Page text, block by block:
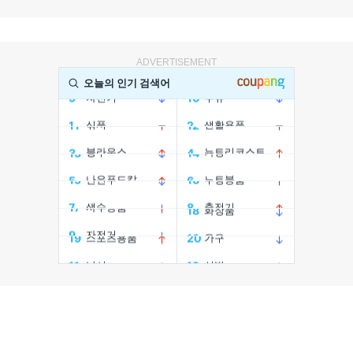
ADVERTISEMENT